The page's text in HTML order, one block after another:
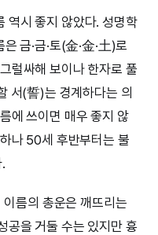
역시 좋지 않았다. 성명학
금·금·토(金·金·土)로
럴싸해 보이나 한자로 풀
서(誓)는 경계하다는 의
에 쓰이면 매우 좋지 않
나 50세 후반부터는 불
름의 총운은 깨뜨리는
공을 거둘 수는 있지만 흉